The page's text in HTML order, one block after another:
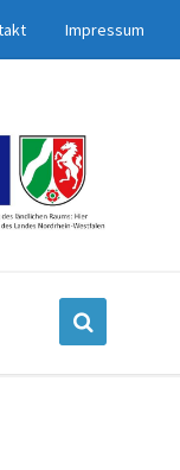
Impressum